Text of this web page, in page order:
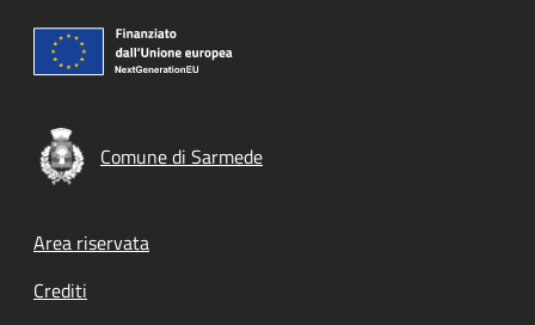
Comune di Sarmede
Footer menu
Area riservata
Crediti